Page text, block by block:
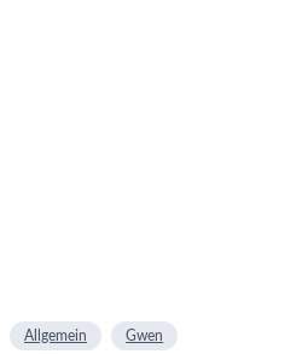
Allgemein Gwen